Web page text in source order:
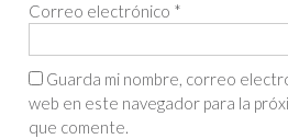
Correo electrónico *
Guarda mi nombre, correo
web en este navegador para la
que comente.